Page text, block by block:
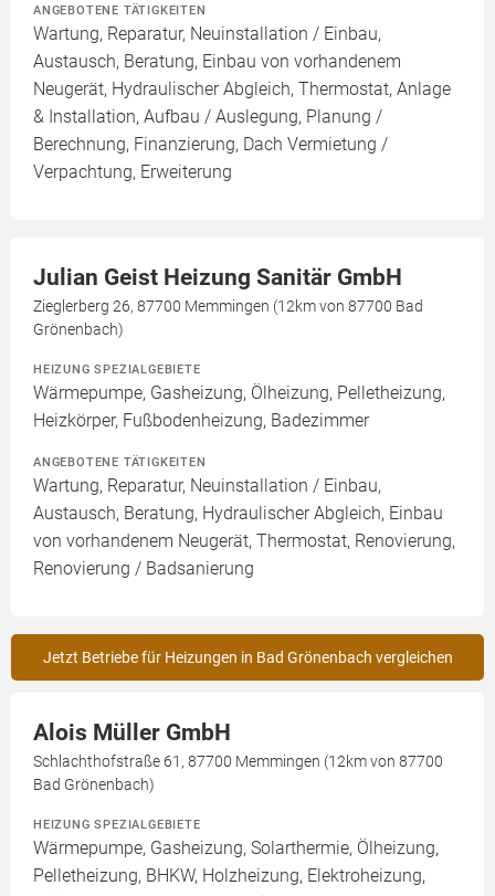
ANGEBOTENE TÄTIGKEITEN
Wartung, Reparatur, Neuinstallation / Einbau,
Austausch, Beratung, Einbau von vorhandenem
Neugerät, Hydraulischer Abgleich, Thermostat, Anlage
& Installation, Aufbau / Auslegung, Planung /
Berechnung, Finanzierung, Dach Vermietung /
Verpachtung, Erweiterung
Julian Geist Heizung Sanitär GmbH
Zieglerberg 26, 87700 Memmingen (12km von 87700 Bad
Grönenbach)
HEIZUNG SPEZIALGEBIETE
Wärmepumpe, Gasheizung, Ölheizung, Pelletheizung,
Heizkörper, Fußbodenheizung, Badezimmer
ANGEBOTENE TÄTIGKEITEN
Wartung, Reparatur, Neuinstallation / Einbau,
Austausch, Beratung, Hydraulischer Abgleich, Einbau
von vorhandenem Neugerät, Thermostat, Renovierung,
Renovierung / Badsanierung
Jetzt Betriebe für Heizungen in Bad Grönenbach vergleichen
Alois Müller GmbH
Schlachthofstraße 61, 87700 Memmingen (12km von 87700
Bad Grönenbach)
HEIZUNG SPEZIALGEBIETE
Wärmepumpe, Gasheizung, Solarthermie, Ölheizung,
Pelletheizung, BHKW, Holzheizung, Elektroheizung,